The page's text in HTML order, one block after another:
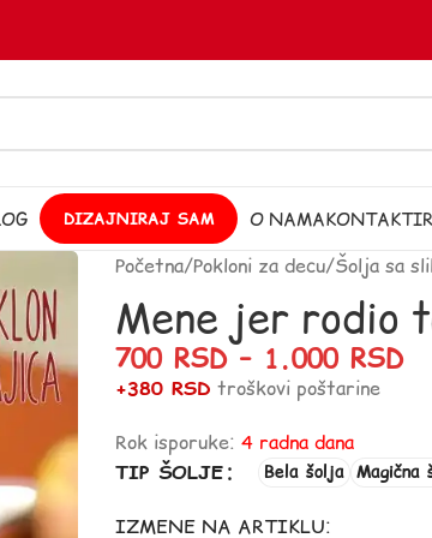
DIZAJNIRAJ SAM O NAMA
Početna/Pokloni za decu/Šolja sa
Mene jer rodio
700 RSD – 1.000 RSD
+380 RSD troškovi poštarine
Rok isporuke: 4 radna dana
TIP ŠOLJE
Bela šolja Magična
IZMENE NA ARTIKLU: